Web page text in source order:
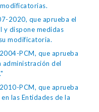
2020, que aprueba el
y dispone medidas
modificatoria.
PCM, que aprueba
administración del
PCM, que aprueba
las Entidades de la